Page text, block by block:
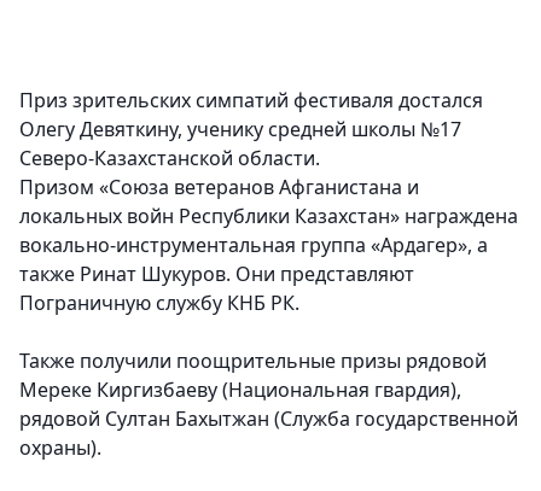
Приз зрительских симпатий фестиваля достался
Олегу Девяткину, ученику средней школы №17
Северо-Казахстанской области.
Призом «Союза ветеранов Афганистана и
локальных войн Республики Казахстан» награждена
вокально-инструментальная группа «Ардагер», а
также Ринат Шукуров. Они представляют
Пограничную службу КНБ РК.
Также получили поощрительные призы рядовой
Мереке Киргизбаеву (Национальная гвардия),
рядовой Султан Бахытжан (Служба государственной
охраны).